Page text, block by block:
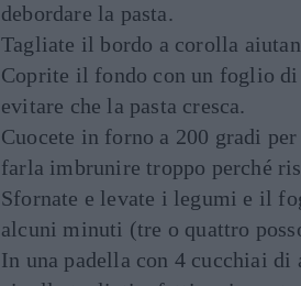
debordare la pasta.
Tagliate il bordo a corolla
Coprite il fondo con un foglio
evitare che la pasta cresca.
Cuocete in forno a 200 gradi
farla imbrunire troppo perché
Sfornate e levate i legumi e il
alcuni minuti (tre o quattro
In una padella con 4 cucchiai di